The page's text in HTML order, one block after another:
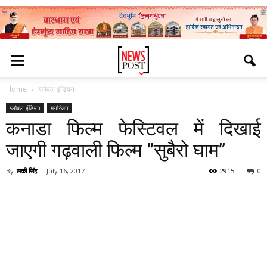
Home ग्लोबल इंडियन
ग्लोबल इंडियन मनोरंजन
कनाडा फिल्म फेस्टिवल में दिखाई
जाएगी गढ़वाली फिल्म ”सुबैरो घाम”
By लकी सिंह - July 16, 2017 0
2915